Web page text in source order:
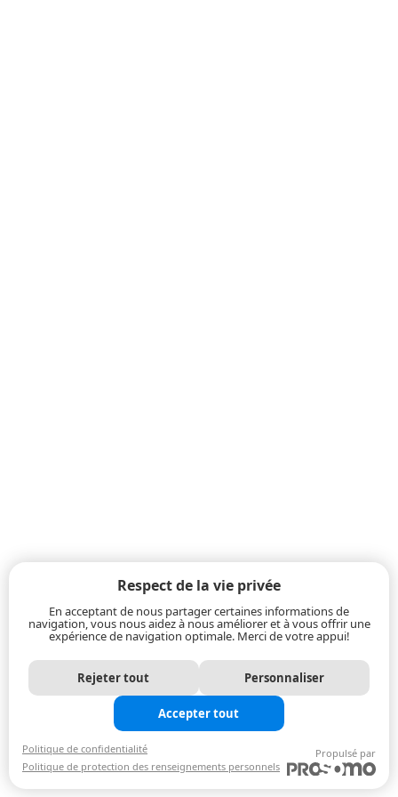
Respect de la vie privée
En acceptant de nous partager certaines informations de
navigation, vous nous aidez à nous améliorer et à vous offrir une
expérience de navigation optimale. Merci de votre appui!
Rejeter tout Personnaliser
Accepter tout
Politique de confidentialité
Politique de protection des renseignements personnels
Propulsé par